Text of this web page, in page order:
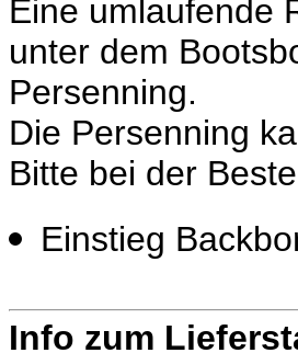
Eine umlaufende
unter dem
Persenning.
Die Persenning
Bitte bei der
Einstieg
Info zum